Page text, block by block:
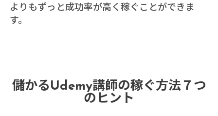
よりもずっと成功率が高く稼ぐことができま
す。
儲かるUdemy講師の稼ぐ方法７つ
のヒント